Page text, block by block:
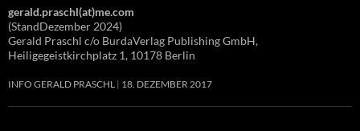
gerald.praschl(at)me.com
(StandDezember 2024)
Gerald Praschl c/o BurdaVerlag Publishing GmbH,
Heiligegeistkirchplatz 1, 10178 Berlin
INFO GERALD PRASCHL 18. DEZEMBER 2017